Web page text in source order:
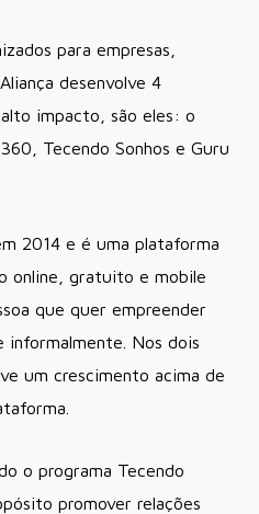
para empresas,
desenvolve 4
impacto, são eles: o
Tecendo Sonhos e Guru
2014 e é uma plataforma
online, gratuito e mobile
que quer empreender
informalmente. Nos dois
um crescimento acima de
o programa Tecendo
promover relações